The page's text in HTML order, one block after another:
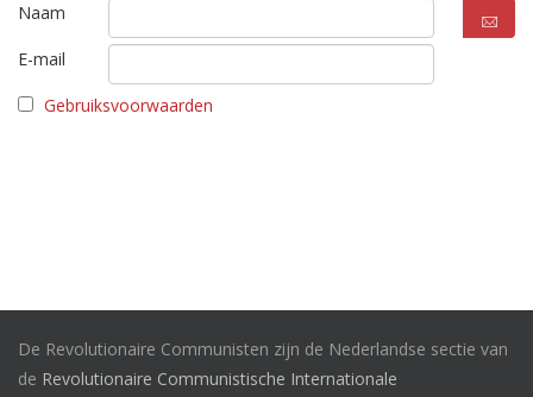
Naam
E-mail
Gebruiksvoorwaarden
De Revolutionaire Communisten zijn de Nederlandse sectie van
de Revolutionaire Communistische Internationale